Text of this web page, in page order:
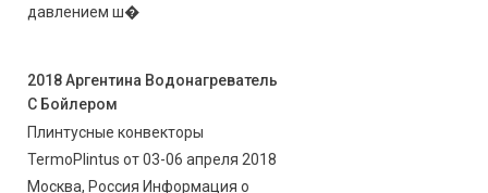
давлением ш�
2018 Аргентина Водонагреватель
С Бойлером
Плинтусные конвекторы
TermoPlintus от 03-06 апреля 2018
Москва, Россия Информация о